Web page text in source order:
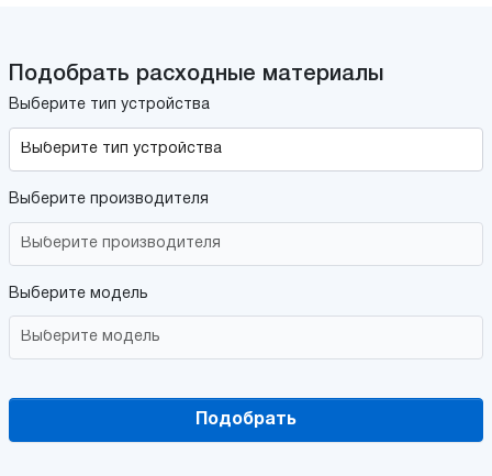
Подобрать расходные материалы
Выберите тип устройства
Выберите производителя
Выберите модель
Подобрать